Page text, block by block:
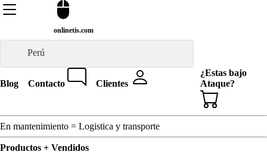
onlinetis.com
Perú
Blog Contacto Clientes
¿Estas bajo
Ataque?
En mantenimiento = Logistica y transporte
Productos + Vendidos